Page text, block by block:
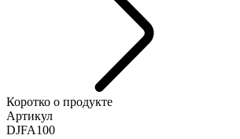
Коротко о продукте
Артикул
DJFA100